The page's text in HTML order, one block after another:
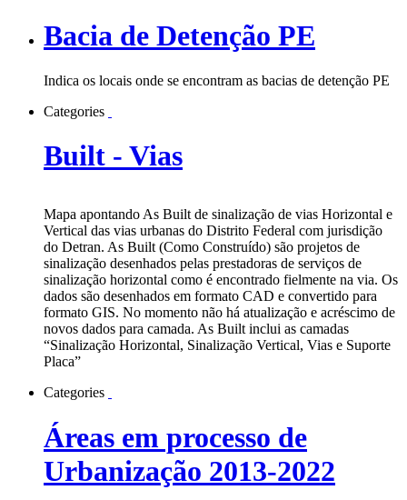
Bacia de Detenção PE
Indica os locais onde se encontram as bacias de detenção PE
Categories
Built - Vias
Mapa apontando As Built de sinalização de vias Horizontal e
Vertical das vias urbanas do Distrito Federal com jurisdição
do Detran. As Built (Como Construído) são projetos de
sinalização desenhados pelas prestadoras de serviços de
sinalização horizontal como é encontrado fielmente na via. Os
dados são desenhados em formato CAD e convertido para
formato GIS. No momento não há atualização e acréscimo de
novos dados para camada. As Built inclui as camadas
“Sinalização Horizontal, Sinalização Vertical, Vias e Suporte
Placa”
Categories
Áreas em processo de
Urbanização 2013-2022